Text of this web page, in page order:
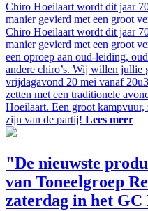
Chiro Hoeilaart wordt dit jaar
manier gevierd met een groot
Chiro Hoeilaart wordt dit jaar
manier gevierd met een groot
een oproep aan oud-leiding,
andere chiro’s. Wij willen jullie
vrijdagavond 20 mei vanaf
zetten met een traditionele
Hoeilaart. Een groot kampvuur,
zijn van de partij! Lees meer
"De nieuwste
van Toneelgroep
zaterdag in het GC